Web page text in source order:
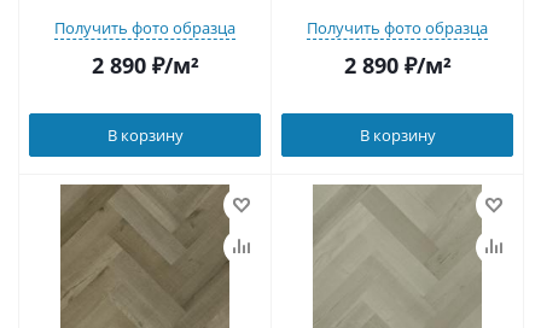
Получить фото образца
2 890₽/м²
В корзину
Получить фото образца
2 890₽/м²
В корзину